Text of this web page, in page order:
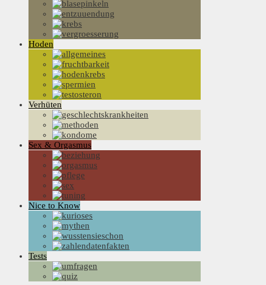
Hoden
Verhüten
Sex & Orgasmus
Nice to Know
Tests